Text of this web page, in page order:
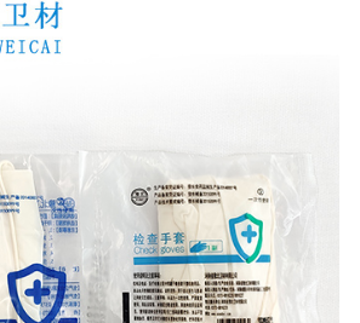
甘肃显影纱布
甘肃医用口罩帽
甘肃医用包类